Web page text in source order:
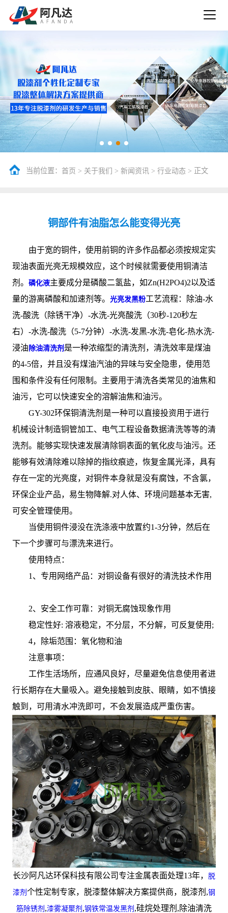
当前位置： 首页 > 关于我们 > 新闻资讯 > 行业动态> 正文
铜部件有油脂怎么能变得光亮
由于宽的铜件，使用前铜的许多作品都必须按规定实
现油表面光亮无规模效应，这个时候就需要使用铜清洁
剂。 磷化液主要成分是磷酸二氢盐，如Zn(H2PO4)2以及适
量的游离磷酸和加速剂等。 光亮发黑粉工艺流程：除油-水
洗-酸洗（除锈干净）-水洗-光亮酸洗（30秒-120秒左
右）-水洗-酸洗（5-7分钟）-水洗-发黑-水洗-皂化-热水洗-
浸油 除油清洗剂 是一种浓缩型的清洗剂，清洗效率是煤油
的4-5倍，并且没有煤油汽油的异味与安全隐患，使用范
围和条件没有任何限制。主要用于清洗各类常见的油焦和
油污，它可以快速安全的溶解油焦和油污。
GY-302环保铜清洗剂是一种可以直接投资用于进行
机械设计制造铜管加工、电气工程设备数据清洗等等的清
洗剂。能够实现快速发展清除铜表面的氧化皮与油污。还
能够有效清除难以除掉的指纹痕迹，恢复金属光泽，具有
存在一定的光亮度，对铜件本身就是没有腐蚀，不含氯，
环保企业产品，易生物降解.对人体、环境问题基本无害,
可安全管理使用。
当使用铜件浸没在洗涤液中放置约1-3分钟，然后在
下一个步骤可与漂洗来进行。
使用特点：
1、专用网络产品：对铜设备有很好的清洗技术作用
2、安全工作可靠：对铜无腐蚀现象作用
稳定性好: 溶液稳定，不分层，不分解，可反复使用;
4，除垢范围：氧化物和油
注意事项：
工作生活场所，应通风良好，尽量避免信息使用者进
行长期存在大量吸入。避免接触到皮肤、眼睛，如不慎接
触到，可用清水冲洗即可，不会发展造成严重伤害。
长沙阿凡达环保科技有限公司专注金属表面处理13年， 脱
漆剂 个性定制专家，脱漆整体解决方案提供商，脱漆剂,钢
筋除锈剂 ,漆雾凝聚剂 ,钢铁常温发黑剂 ,硅烷处理剂,除油清洗